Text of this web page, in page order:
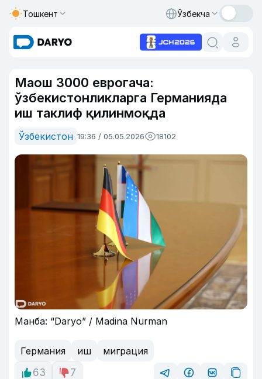
Тошкент Ўзбекча
Маош 3000 еврогача:
ўзбекистонликларга Германияда
иш таклиф қилинмоқда
Ўзбекистон 19:36 / 05.05.2026 18102
Манба: “Daryo” / Madina Nurman
Германия иш
миграция
63
7